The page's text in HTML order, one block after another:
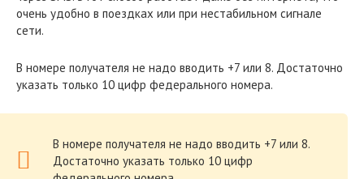
очень удобно в поездках или при нестабильном сигнале
сети.
В номере получателя не надо вводить +7 или 8. Достаточно
указать только 10 цифр федерального номера.
В номере получателя не надо вводить +7 или 8.
Достаточно указать только 10 цифр